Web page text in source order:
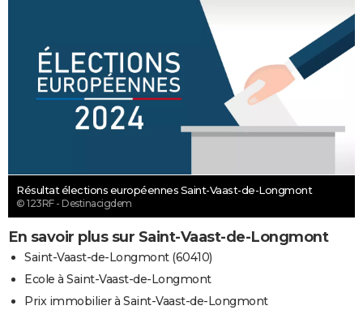
Résultat élections européennes Saint-Vaast-de-Longmont
© 123RF - Destinacigdem
En savoir plus sur Saint-Vaast-de-Longmont
Saint-Vaast-de-Longmont (60410)
Ecole à Saint-Vaast-de-Longmont
Prix immobilier à Saint-Vaast-de-Longmont